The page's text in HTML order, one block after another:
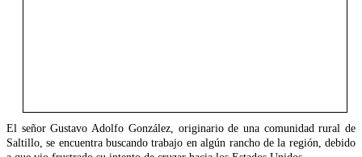
El señor Gustavo Adolfo González, originario de una comunidad rural de
Saltillo, se encuentra buscando trabajo en algún rancho de la región, debido